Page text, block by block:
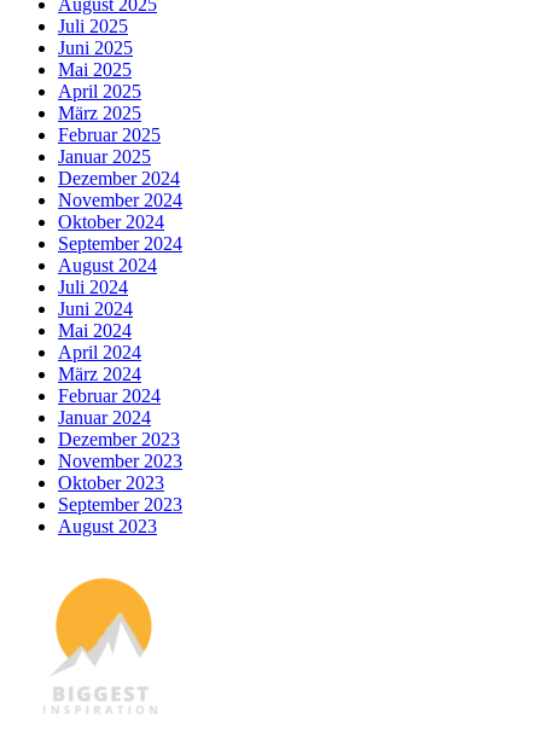
Juli 2025
Juni 2025
Mai 2025
April 2025
März 2025
Februar 2025
Januar 2025
Dezember 2024
November 2024
Oktober 2024
September 2024
August 2024
Juli 2024
Juni 2024
Mai 2024
April 2024
März 2024
Februar 2024
Januar 2024
Dezember 2023
November 2023
Oktober 2023
September 2023
August 2023